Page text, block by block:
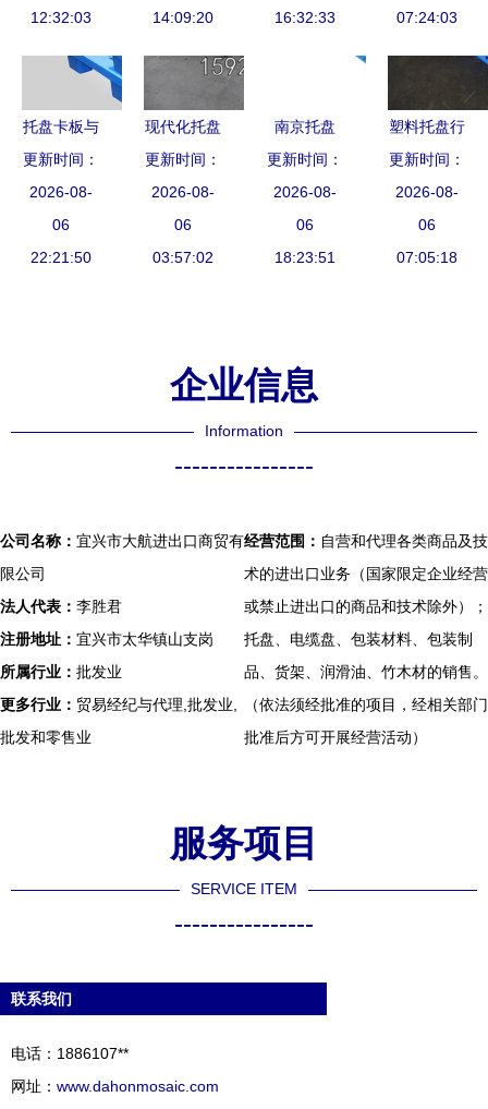
12:32:03
14:09:20
16:32:33
07:24:03
托盘卡板与
托盘的全面
解析 功
能、选择与
应用
更新时间：
2026-08-
06
22:21:50
现代化托盘
全方位解读
塑料托盘报
价及厂家推
荐一览
更新时间：
2026-08-
06
03:57:02
南京托盘
冷链与智能
制造领域的
运输根基
更新时间：
2026-08-
06
18:23:51
塑料托盘行
业网站建设
与运营全攻
略
更新时间：
2026-08-
06
07:05:18
企业信息
Information
----------------
公司名称： 宜兴市大航进出口商贸有
限公司
法人代表： 李胜君
注册地址： 宜兴市太华镇山支岗
所属行业： 批发业
更多行业： 贸易经纪与代理,批发业,
批发和零售业
经营范围： 自营和代理各类商品及技
术的进出口业务（国家限定企业经营
或禁止进出口的商品和技术除外）；
托盘、电缆盘、包装材料、包装制
品、货架、润滑油、竹木材的销售。
（依法须经批准的项目，经相关部门
批准后方可开展经营活动）
服务项目
SERVICE ITEM
----------------
联系我们
电话：1886107**
网址： www.dahonmosaic.com